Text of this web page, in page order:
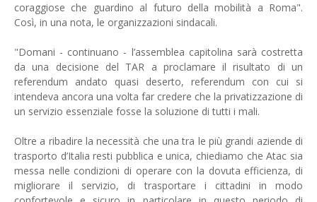
coraggiose che guardino al futuro della mobilità a Roma".
Così, in una nota, le organizzazioni sindacali.
"Domani - continuano - l’assemblea capitolina sarà costretta
da una decisione del TAR a proclamare il risultato di un
referendum andato quasi deserto, referendum con cui si
intendeva ancora una volta far credere che la privatizzazione di
un servizio essenziale fosse la soluzione di tutti i mali.
Oltre a ribadire la necessità che una tra le più grandi aziende di
trasporto d’Italia resti pubblica e unica, chiediamo che Atac sia
messa nelle condizioni di operare con la dovuta efficienza, di
migliorare il servizio, di trasportare i cittadini in modo